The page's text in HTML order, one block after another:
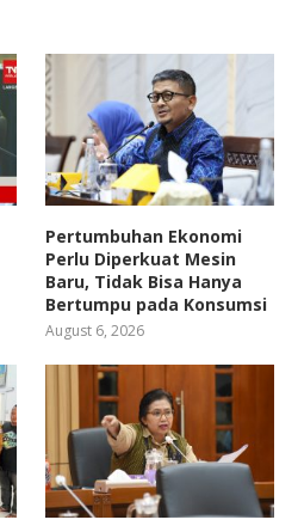
Pertumbuhan Ekonomi
Perlu Diperkuat Mesin
Baru, Tidak Bisa Hanya
Bertumpu pada Konsumsi
August 6, 2026